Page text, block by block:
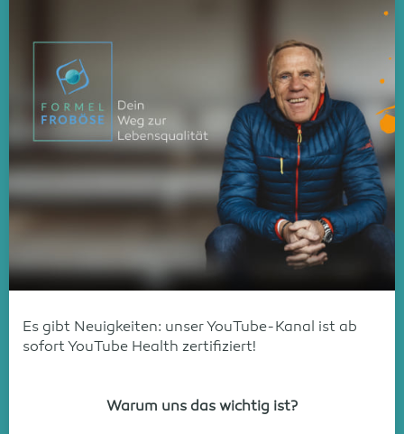
Es gibt Neuigkeiten: unser YouTube-Kanal ist ab
sofort YouTube Health zertifiziert!
Warum uns das wichtig ist?